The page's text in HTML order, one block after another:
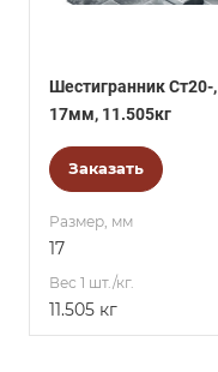
Шестигранник Ст20-,
17мм, 11.505кг
Заказать
Размер, мм
17
Вес 1 шт./кг.
11.505 кг